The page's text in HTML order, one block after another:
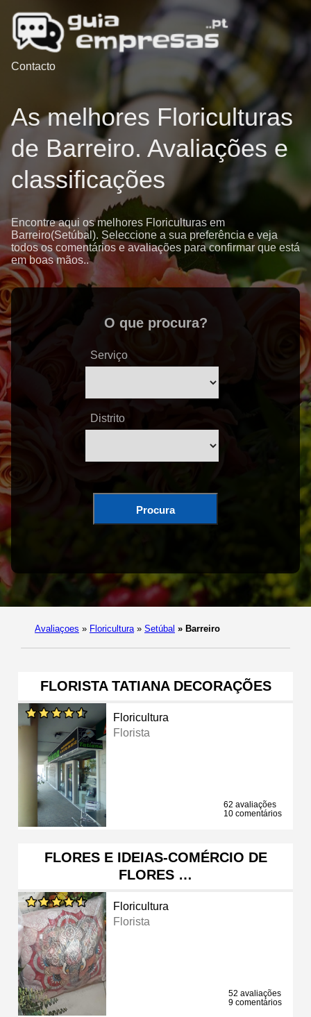
Contacto
As melhores Floriculturas
de Barreiro. Avaliações e
classificações
Encontre aqui os melhores Floriculturas em
Barreiro(Setúbal). Seleccione a sua preferência e veja
todos os comentários e avaliações para confirmar que está
em boas mãos..
O que procura?
Serviço
Distrito
Procura
Avaliaçoes » Floricultura » Setúbal » Barreiro
FLORISTA TATIANA DECORAÇÕES
Floricultura
Florista
62 avaliações
10 comentários
FLORES E IDEIAS-COMÉRCIO DE
FLORES …
Floricultura
Florista
52 avaliações
9 comentários